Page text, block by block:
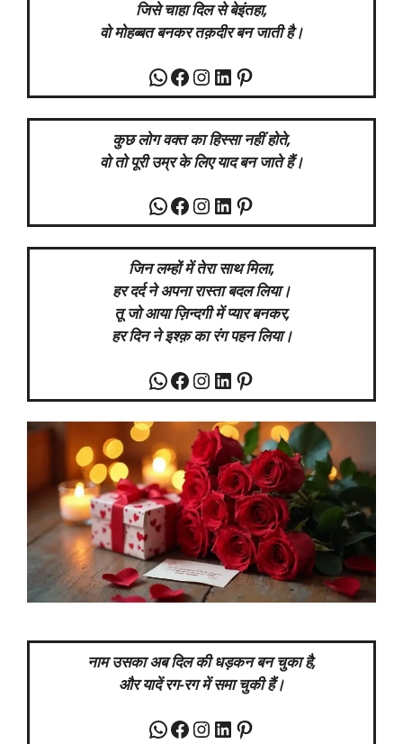
जिसे चाहा दिल से बेइंतहा,
वो मोहब्बत बनकर तक़दीर बन जाती है।
WhatsApp
Facebook
Instagram
LinkedIn
Pinterest
कुछ लोग वक्त का हिस्सा नहीं होते,
वो तो पूरी उम्र के लिए याद बन जाते हैं।
WhatsApp
Facebook
Instagram
LinkedIn
Pinterest
जिन लम्हों में तेरा साथ मिला,
हर दर्द ने अपना रास्ता बदल लिया।
तू जो आया ज़िन्दगी में प्यार बनकर,
हर दिन ने इश्क़ का रंग पहन लिया।
WhatsApp
Facebook
Instagram
LinkedIn
Pinterest
नाम उसका अब दिल की धड़कन बन चुका है,
और यादें रग-रग में समा चुकी हैं।
WhatsApp
Facebook
Instagram
LinkedIn
Pinterest